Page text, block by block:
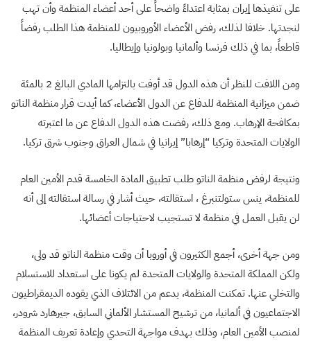
على تنفيذها إيران بمثابة اعتداءً واضحاً على أحد أعضاء المنظمة وأن تهب
لنجدتها. خلافا لذلك، رفض الأعضاء الأوروبيون للمنظمة هذا الطلب رفضاً
قاطعاً، بما في ذلك فرنسا وألمانيا وبولونيا وإيطاليا.
ومن اللافت للنظر أن هذه الدول قد أوفت بالتزامها المادي البالغ 2 بالمئة
ضمن ميزانية المنظمة للدفاع عن الدول الأعضاء، كما أيدت قرار منظمة الناتو
بمكافحة الإرهاب. ومع ذلك، رفضت هذه الدول الدفاع عن ما اعتبرته
الولايات المتحدة وتركيا “إرهابا” إيرانيا في شمال العراق وجنوب شرق تركيا.
ونتيجة لرفض منظمة الناتو طلب تطبيق المادة الخامسة قدم الأمين العام
للمنظمة، ينس ستولتنبرغ ، استقالته، حيث أشار في رسالة استقالته إلى أنه
لن يقبل العمل في منظمة لا تستجيب لاحتياجات أعضائها.
ومن جهة أخرى، أجمع الكثيرون في أوروبا أن وقت منظمة الناتو قد ولى،
ولكن المملكة المتحدة والولايات المتحدة لم يكونا على استعداد للاستسلام
والتخلي عنها. تمكنت المنظمة، بدعم من الائتلاف الذي يقوده الديمقراطيون
الاجتماعيون في ألمانيا، من ترشيح المستشار الألماني السابق، جيرهارد شرودر،
لمنصب الأمين العام، وذلك بهدف مواجهة التحدي وإعادة تعريف المنظمة